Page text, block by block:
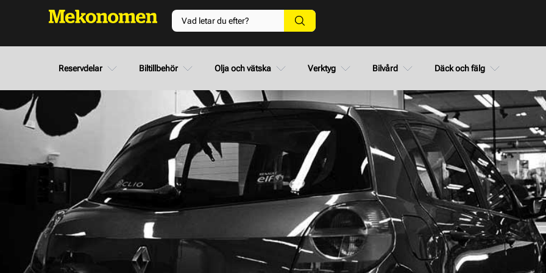
Reservdelar Biltillbehör Olja och vätska Verktyg Bilvård Däck och fälg